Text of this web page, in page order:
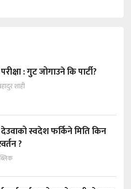
: गुट जोगाउने कि पार्टी?
शाही
स्वदेश फर्किने मिति किन
?